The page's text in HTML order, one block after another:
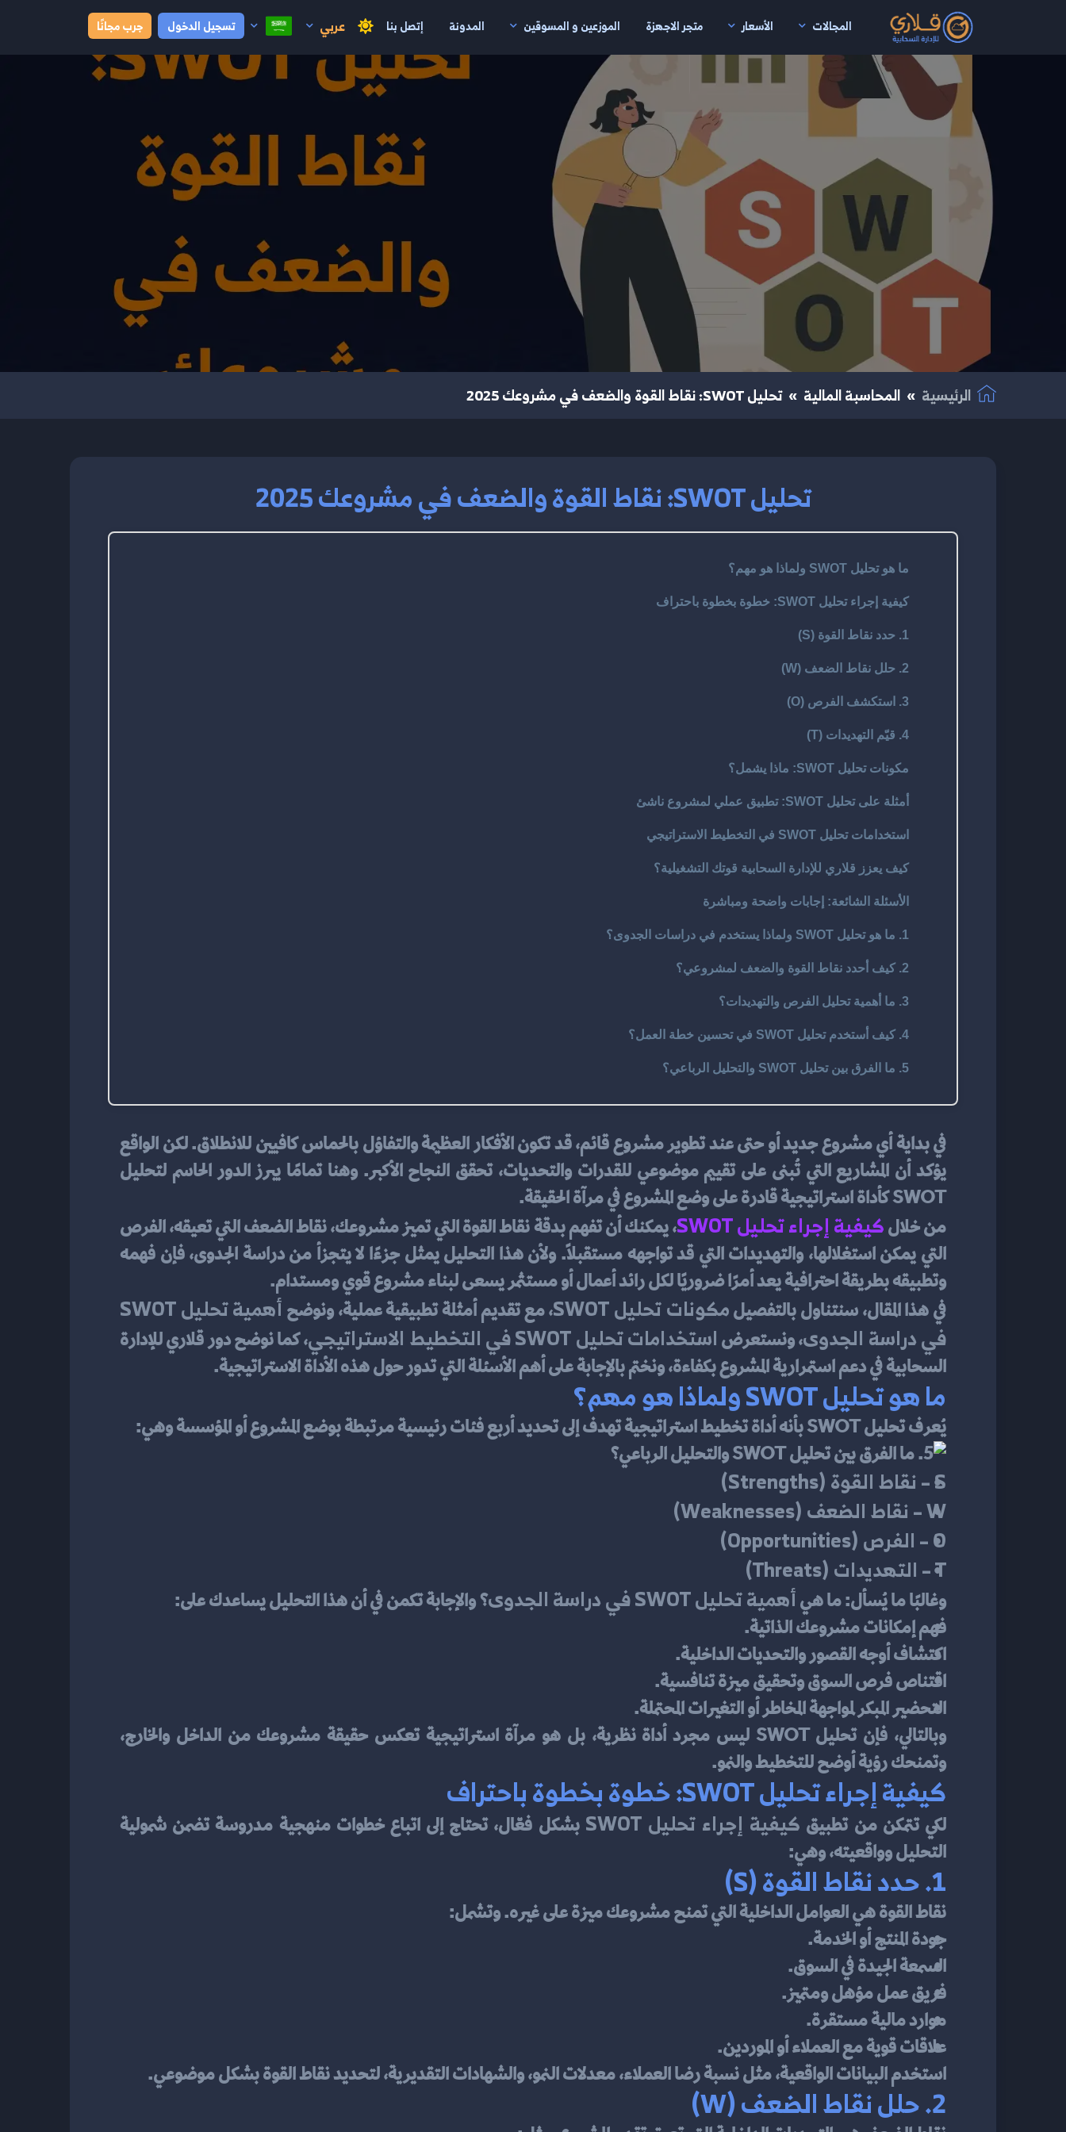
المجالات الأسعار متجر الاجهزة الموزعين و المسوقين المدونة إتصل بنا عربي تسجيل الدخول جرب مجانًا
انتقال إلى المحتوى الرئيسي
الرئيسية المحاسبة المالية تحليل SWOT: نقاط القوة والضعف في مشروعك 2025
تحليل SWOT: نقاط القوة والضعف في مشروعك 2025
ما هو تحليل SWOT ولماذا هو مهم؟
كيفية إجراء تحليل SWOT: خطوة بخطوة باحتراف
1. حدد نقاط القوة (S)
2. حلل نقاط الضعف (W)
3. استكشف الفرص (O)
4. قيّم التهديدات (T)
مكونات تحليل SWOT: ماذا يشمل؟
أمثلة على تحليل SWOT: تطبيق عملي لمشروع ناشئ
استخدامات تحليل SWOT في التخطيط الاستراتيجي
كيف يعزز قلاري للإدارة السحابية قوتك التشغيلية؟
الأسئلة الشائعة: إجابات واضحة ومباشرة
1. ما هو تحليل SWOT ولماذا يستخدم في دراسات الجدوى؟
2. كيف أحدد نقاط القوة والضعف لمشروعي؟
3. ما أهمية تحليل الفرص والتهديدات؟
4. كيف أستخدم تحليل SWOT في تحسين خطة العمل؟
5. ما الفرق بين تحليل SWOT والتحليل الرباعي؟
SWOT كأداة استراتيجية قادرة على وضع المشروع في مرآة الحقيقة.
من خلال كيفية إجراء تحليل SWOT
وتطبيقه بطريقة احترافية يعد أمرًا ضروريًا لكل رائد أعمال أو مستثمر يسعى لبناء مشروع قوي ومستدام.
في هذا المقال، سنتناول بالتفصيل مكونات تحليل SWOT ، مع تقديم أمثلة تطبيقية عملية، ونوضح
في دراسة الجدوى، ونستعرض استخدامات تحليل SWOT في التخطيط الاستراتيجي
السحابية في دعم استمرارية المشروع بكفاءة، ونختم بالإجابة على أهم الأسئلة التي تدور حول هذه الأداة الاستراتيجية.
ما هو تحليل SWOT ولماذا هو مهم؟
يُعرف تحليل SWOT بأنه أداة تخطيط استراتيجية تهدف إلى تحديد أربع فئات رئيسية مرتبطة بوضع المشروع أو المؤسسة وهي:
S – نقاط القوة (Strengths)
W – نقاط الضعف (Weaknesses)
O – الفرص (Opportunities)
T – التهديدات (Threats)
وغالبًا ما يُسأل: ما هي أهمية تحليل SWOT في دراسة الجدوى ؟ والإجابة تكمن في أن هذا التحليل يساعدك على:
فهم إمكانات مشروعك الذاتية.
اكتشاف أوجه القصور والتحديات الداخلية.
اقتناص فرص السوق وتحقيق ميزة تنافسية.
التحضير المبكر لمواجهة المخاطر أو التغيرات المحتملة.
وتمنحك رؤية أوضح للتخطيط والنمو.
كيفية إجراء تحليل SWOT: خطوة بخطوة باحتراف
لكي تتمكن من تطبيق كيفية إجراء تحليل SWOT
التحليل وواقعيته، وهي:
1. حدد نقاط القوة (S)
نقاط القوة هي العوامل الداخلية التي تمنح مشروعك ميزة على غيره. وتشمل:
جودة المنتج أو الخدمة.
السمعة الجيدة في السوق.
فريق عمل مؤهل ومتميز.
موارد مالية مستقرة.
علاقات قوية مع العملاء أو الموردين.
استخدم البيانات الواقعية، مثل نسبة رضا العملاء، معدلات النمو، والشهادات التقديرية، لتحديد نقاط القوة بشكل موضوعي.
2. حلل نقاط الضعف (W)